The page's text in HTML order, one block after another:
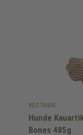
VECTAVIS
Hunde
Bones 485g